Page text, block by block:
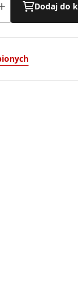
Dodaj do